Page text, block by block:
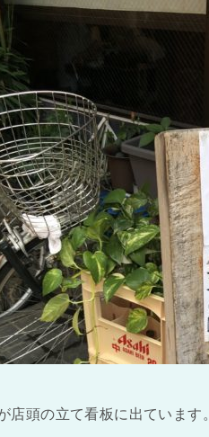
店頭の立て看板に出ています